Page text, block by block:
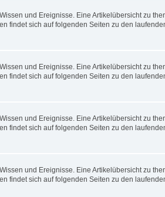
und Ereignisse. Eine Artikelübersicht zu
findet sich auf folgenden Seiten zu den
und Ereignisse. Eine Artikelübersicht zu
findet sich auf folgenden Seiten zu den
und Ereignisse. Eine Artikelübersicht zu
findet sich auf folgenden Seiten zu den
und Ereignisse. Eine Artikelübersicht zu
findet sich auf folgenden Seiten zu den